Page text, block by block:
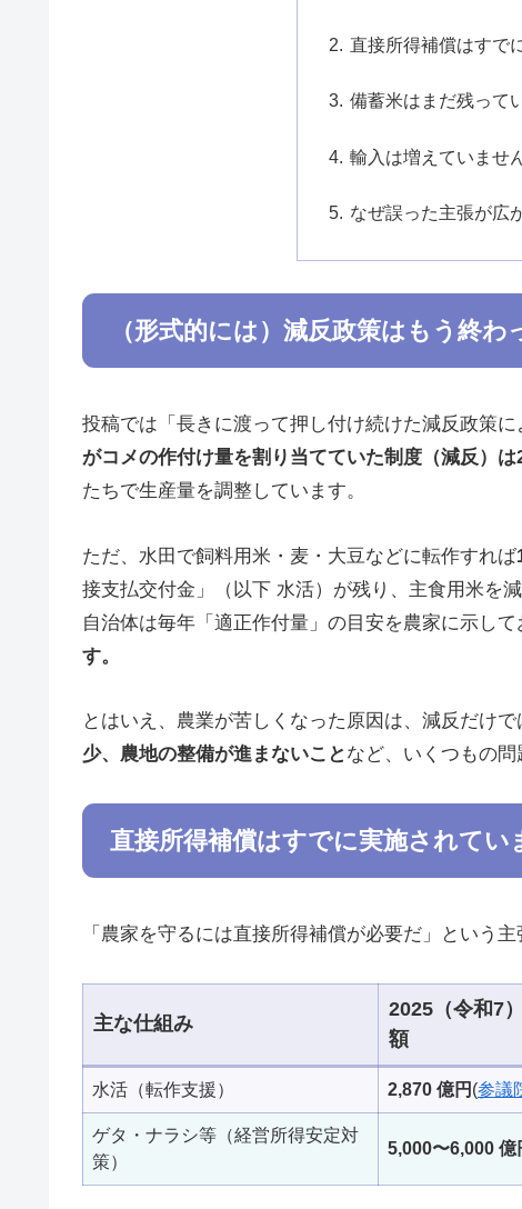
直接所得補償はすで
備蓄米はまだ残って
輸入は増えていませ
なぜ誤った主張が広
（形式的には）減反政策はもう終わ
投稿では「長きに渡って押し付け続けた減反政策
がコメの作付け量を割り当てていた制度（減反）
たちで生産量を調整しています。
ただ、水田で飼料用米・麦・大豆などに転作すれば
接支払交付金」（以下 水活）が残り、主食用米を
自治体は毎年「適正作付量」の目安を農家に示して
す。
とはいえ、農業が苦しくなった原因は、減反だけで
少、農地の整備が進まないこと など、いくつもの問
直接所得補償はすでに実施されてい
「農家を守るには直接所得補償が必要だ」という主
主な仕組み
2025（令和7
額
水活（転作支援） 2,870 億円 (参議
ゲタ・ナラシ等（経営所得安定対
策）
5,000〜6,000 億